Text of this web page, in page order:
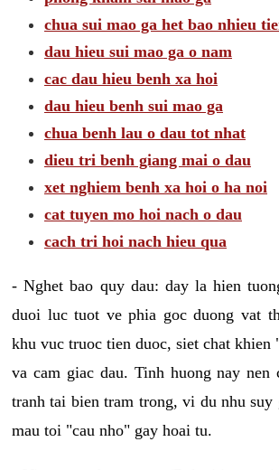
chua sui mao ga het bao nhieu
dau hieu sui mao ga o nam
cac dau hieu benh xa hoi
dau hieu benh sui mao ga
chua benh lau o dau tot nhat
dieu tri benh giang mai o dau
xet nghiem benh xa hoi o ha noi
cat tuyen mo hoi nach o dau
cach tri hoi nach hieu qua
- Nghet bao quy dau: day la hien
duoi luc tuot ve phia goc duong vat
khu vuc truoc tien duoc, siet chat khien
va cam giac dau. Tinh huong nay nen
tranh tai bien tram trong, vi du nhu suy
mau toi "cau nho" gay hoai tu.